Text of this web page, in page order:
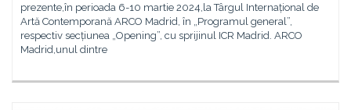
prezente,în perioada 6-10 martie 2024,la Târgul Internațional de
Artă Contemporană ARCO Madrid, în „Programul general”,
respectiv secțiunea „Opening”, cu sprijinul ICR Madrid. ARCO
Madrid,unul dintre